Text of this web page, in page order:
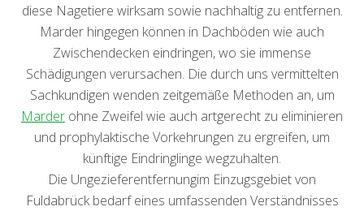
diese Nagetiere wirksam sowie nachhaltig zu entfernen.
Marder hingegen können in Dachböden wie auch
Zwischendecken eindringen, wo sie immense
Schädigungen verursachen. Die durch uns vermittelten
Sachkundigen wenden zeitgemäße Methoden an, um
Marder ohne Zweifel wie auch artgerecht zu eliminieren
und prophylaktische Vorkehrungen zu ergreifen, um
künftige Eindringlinge wegzuhalten.
Die Ungezieferentfernungim Einzugsgebiet von
Fuldabrück bedarf eines umfassenden Verständnisses